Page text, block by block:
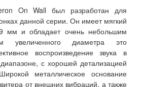
On Wall был разработан для
данной серии. Он имеет мягкий
мм и обладает очень небольшим
диаметра это
воспроизведение звука в
с хорошей детализацией
металлическое основание
от внешних вибраций, а также